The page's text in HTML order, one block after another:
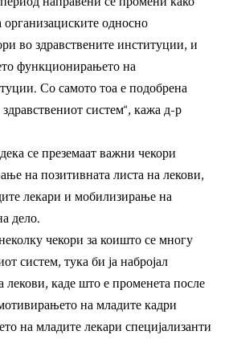
односно
во здравствените институции, и
функционирањето на
Со самото тоа е подобрена
систем“, кажа д-р
се преземаат важни чекори
на позитивната листа на лекови,
лекари и мобилизирање на
дело.
чекори за коишто се многу
систем, тука би ја набројал
лекови, каде што е променета после
на младите кадри
на младите лекари специјализанти